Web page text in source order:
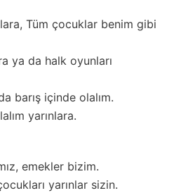
Tüm çocuklar benim gibi
ya da halk oyunları
barış içinde olalım.
yarınlara.
emekler bizim.
yarınlar sizin.